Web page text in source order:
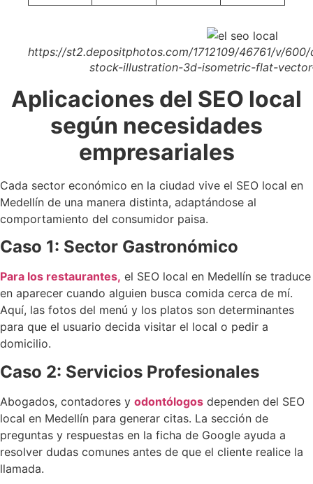
https://st2.depositphotos.com/1712109/46761/v/
stock-illustration-3d-isometric-flat-
Aplicaciones del SEO local
según necesidades
empresariales
Cada sector económico en la ciudad vive el SEO local en
Medellín de una manera distinta, adaptándose al
comportamiento del consumidor paisa.
Caso 1: Sector Gastronómico
Para los restaurantes, el SEO local en Medellín se traduce
en aparecer cuando alguien busca comida cerca de mí.
Aquí, las fotos del menú y los platos son determinantes
para que el usuario decida visitar el local o pedir a
domicilio.
Caso 2: Servicios Profesionales
Abogados, contadores y odontólogos dependen del SEO
local en Medellín para generar citas. La sección de
preguntas y respuestas en la ficha de Google ayuda a
resolver dudas comunes antes de que el cliente realice la
llamada.